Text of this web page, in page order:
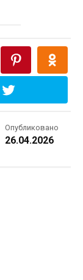
Опубликовано
26.04.2026